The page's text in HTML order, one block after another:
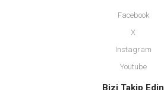
Facebook
X
Instagram
Youtube
Bizi Takip Edin